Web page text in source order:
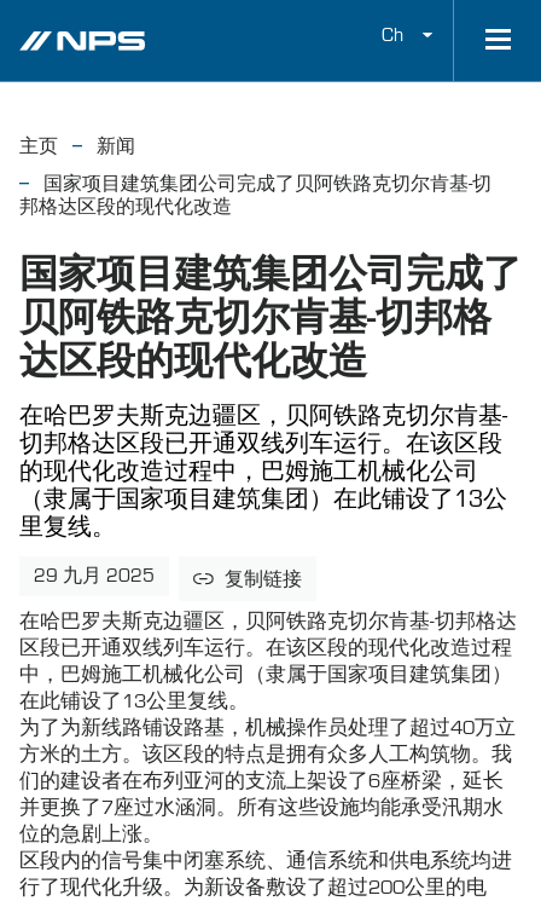
Ch
主页
新闻
国家项目建筑集团公司完成了贝阿铁路克切尔肯基-切
邦格达区段的现代化改造
国家项目建筑集团公司完成了
贝阿铁路克切尔肯基-切邦格
达区段的现代化改造
在哈巴罗夫斯克边疆区，贝阿铁路克切尔肯基-
切邦格达区段已开通双线列车运行。在该区段
的现代化改造过程中，巴姆施工机械化公司
（隶属于国家项目建筑集团）在此铺设了13公
里复线。
29 九月 2025 复制链接
在哈巴罗夫斯克边疆区，贝阿铁路克切尔肯基-切邦格达
区段已开通双线列车运行。在该区段的现代化改造过程
中，巴姆施工机械化公司（隶属于国家项目建筑集团）
在此铺设了13公里复线。
为了为新线路铺设路基，机械操作员处理了超过40万立
方米的土方。该区段的特点是拥有众多人工构筑物。我
们的建设者在布列亚河的支流上架设了6座桥梁，延长
并更换了7座过水涵洞。所有这些设施均能承受汛期水
位的急剧上涨。
区段内的信号集中闭塞系统、通信系统和供电系统均进
行了现代化升级。为新设备敷设了超过200公里的电